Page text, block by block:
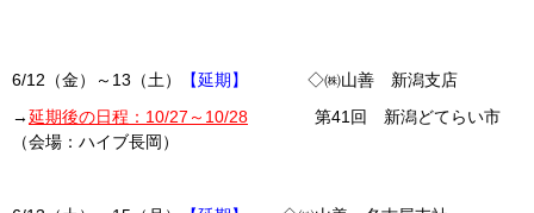
6/12（金）～13（土） 【延期】
◇㈱山善 新潟支店
→延期後の日程：10/27～10/28
第41回 新潟どてらい市
（会場：ハイブ長岡）